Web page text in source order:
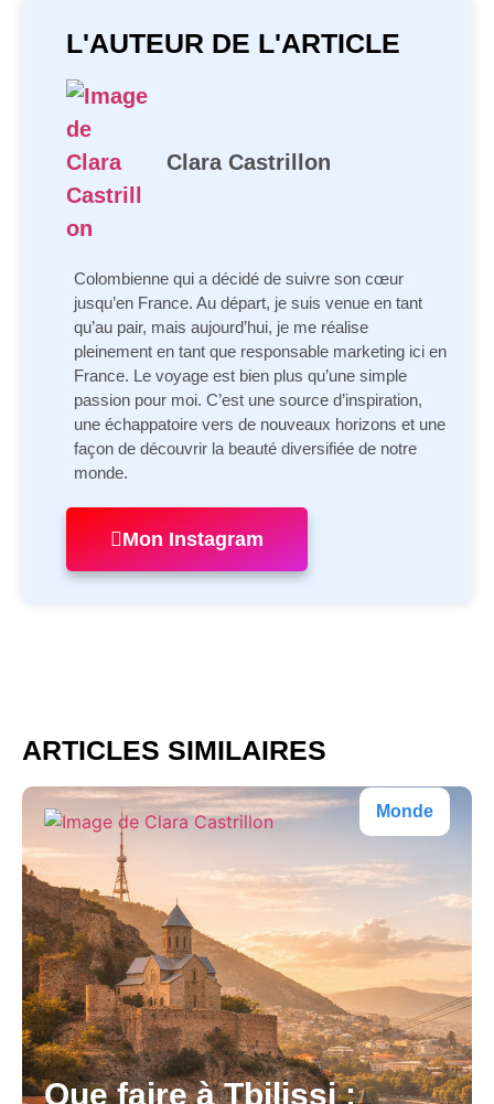
L'AUTEUR DE L'ARTICLE
Clara Castrillon
Colombienne qui a décidé de suivre son cœur
jusqu’en France. Au départ, je suis venue en tant
qu’au pair, mais aujourd’hui, je me réalise
pleinement en tant que responsable marketing ici en
France. Le voyage est bien plus qu’une simple
passion pour moi. C’est une source d’inspiration,
une échappatoire vers de nouveaux horizons et une
façon de découvrir la beauté diversifiée de notre
monde.
Mon Instagram
ARTICLES SIMILAIRES
Monde
Que faire à Tbilissi :